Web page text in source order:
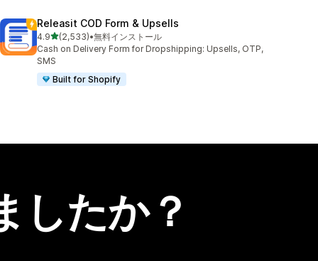
Releasit COD Form & Upsells
4.95つ星中
(2,533)
合計レビュー数：2533件
•無料インストール
Cash on Delivery Form for Dropshipping: Upsells, OTP,
SMS
Built for Shopify
したか？